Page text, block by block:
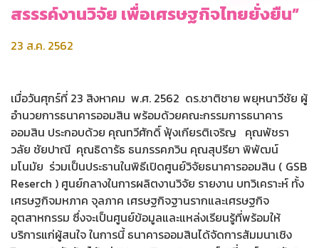
สรรรค์งานวิจัย เพื่อเศรษฐกิจไทยยั่งยืน”
23 ส.ค. 2562
เมื่อวันศุกร์ที่ 23 สิงหาคม พ.ศ. 2562 ดร.ชาติชาย พยุหนาวีชัย ผู้
อำนวยการธนาคารออมสิน พร้อมด้วยคณะกรรมการธนาคาร
ออมสิน ประกอบด้วย คุณทวีศักดิ์ ฟุ้งเกียรติเจริญ คุณพัชรา
วลัย ชัยปาณี คุณธิดารัธ ธนภรรคภวิน คุณสุปรียา พิพัฒน์
มโนมัย ร่วมเป็นประธานในพิธีเปิดศูนย์วิจัยธนาคารออมสิน ( GSB
Reserch ) ศูนย์กลางในการผลิตงานวิจัย รายงาน บทวิเคราะห์ ทั้ง
เศรษฐกิจมหภาค จุลภาค เศรษฐกิจฐานรากและเศรษฐกิจ
อุตสาหกรรม ซึ่งจะเป็นศูนย์ข้อมูลและแหล่งเรียนรู้ที่พร้อมให้
บริการแก่ผู้สนใจ ในการนี้ ธนาคารออมสินได้จัดการสัมมนาเชิง